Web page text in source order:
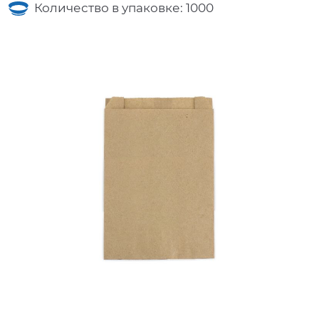
Количество в упаковке: 1000